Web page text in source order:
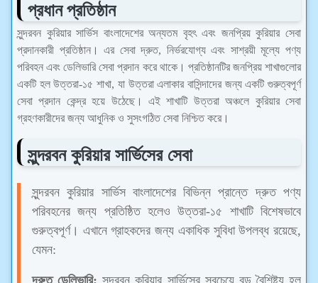
প্রধান প্রতিষ্ঠান
সুন্দরবন কুরিয়ার সার্ভিস বাংলাদেশের অন্যতম বৃহৎ এবং জনপ্রিয় কুরিয়ার সেবা
প্রদানকারী প্রতিষ্ঠান। এর সেবা দ্রুত, নির্ভরযোগ্য এবং সাশ্রয়ী মূল্যে পণ্য
পরিবহন এবং ডেলিভারি সেবা প্রদান করে থাকে। প্রতিষ্ঠানটির জনপ্রিয় শাখাগুলোর
একটি হল উত্তরা-১৫ শাখা, যা উত্তরা এলাকার বাসিন্দাদের জন্য একটি গুরুত্বপূর্ণ
সেবা প্রদান কেন্দ্র হয়ে উঠেছে। এই শাখাটি উত্তরা অঞ্চলে কুরিয়ার সেবা
গ্রহণকারীদের জন্য আধুনিক ও সুসংগঠিত সেবা নিশ্চিত করে।
সুন্দরবন কুরিয়ার সার্ভিসের সেবা
সুন্দরবন কুরিয়ার সার্ভিস বাংলাদেশের বিভিন্ন প্রান্তে দ্রুত পণ্য
পরিবহনের জন্য প্রতিষ্ঠিত হলেও উত্তরা-১৫ শাখাটি বিশেষভাবে
গুরুত্বপূর্ণ। এখানে গ্রাহকদের জন্য একাধিক সুবিধা উপলব্ধ রয়েছে,
যেমন:
দ্রুত ডেলিভারি: সুন্দরবন কুরিয়ার সার্ভিসের সবচেয়ে বড় বৈশিষ্ট্য হল